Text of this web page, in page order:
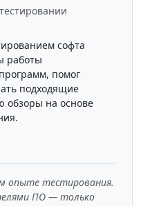
софта
работы
помог
подходящие
обзоры на основе
опыте тестирования.
ПО — только